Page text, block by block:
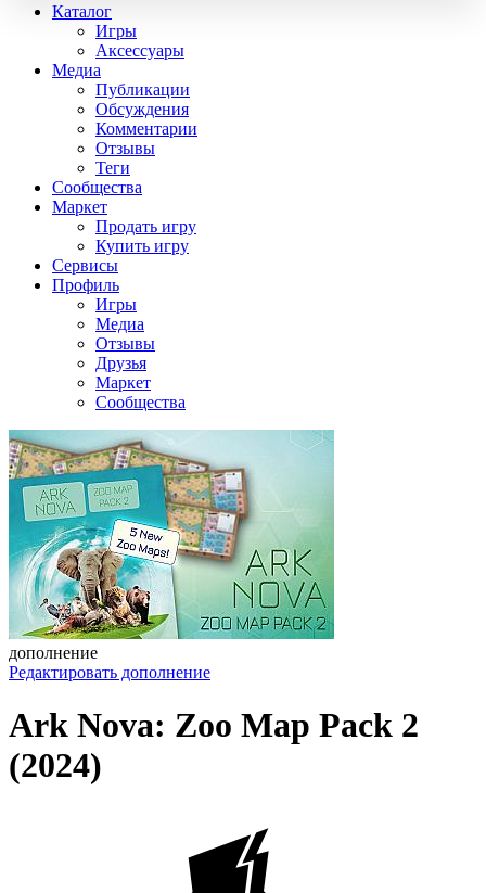
Каталог
Игры
Аксессуары
Медиа
Публикации
Обсуждения
Комментарии
Отзывы
Теги
Сообщества
Маркет
Продать игру
Купить игру
Сервисы
Профиль
Игры
Медиа
Отзывы
Друзья
Маркет
Сообщества
дополнение
Редактировать дополнение
Ark Nova: Zoo Map Pack 2
(2024)